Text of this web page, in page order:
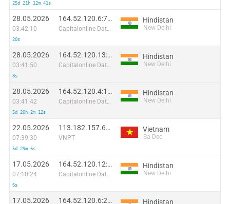
25d 21h 12m 41s
28.05.2026
03:42:10
20s
164.52.120.6:7538
Capitalonline Data Service (HK) Co
Hindistan
New Delhi
28.05.2026
03:41:50
8s
164.52.120.13:19201
Capitalonline Data Service (HK) Co
Hindistan
New Delhi
28.05.2026
03:41:42
5d 20h 2m 12s
164.52.120.4:15968
Capitalonline Data Service (HK) Co
Hindistan
New Delhi
22.05.2026
07:39:30
5d 29m 6s
113.182.157.65:37231
VNPT
Vietnam
Sa Dec
17.05.2026
07:10:24
6s
164.52.120.12:51510
Capitalonline Data Service (HK) Co
Hindistan
New Delhi
17.05.2026 164.52.120.6:26588 Hindistan